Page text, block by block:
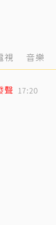
視 音樂
聲 17:20